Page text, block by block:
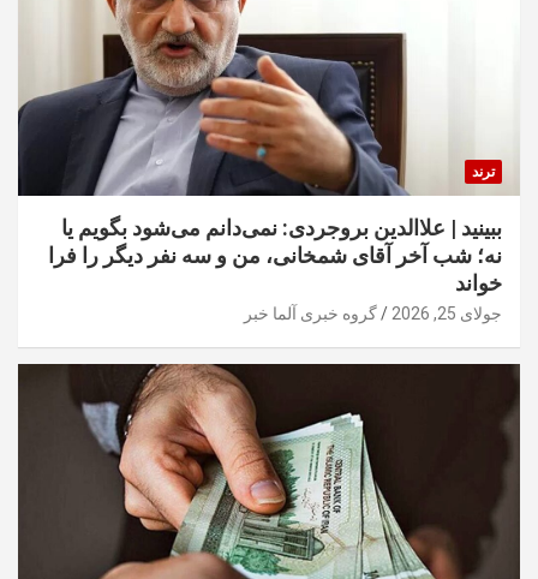
ترند
ببینید | علاالدین بروجردی: نمی‌دانم می‌شود بگویم یا
نه؛ شب آخر آقای شمخانی، من و سه نفر دیگر را فرا
خواند
جولای 25, 2026 گروه خبری آلما خبر